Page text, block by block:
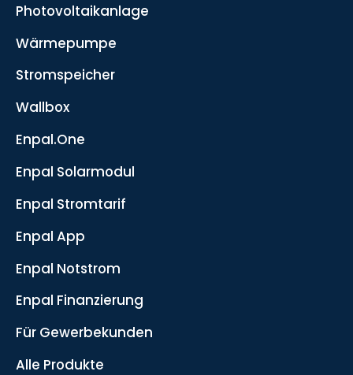
Photovoltaikanlage
Wärmepumpe
Stromspeicher
Wallbox
Enpal.One
Enpal Solarmodul
Enpal Stromtarif
Enpal App
Enpal Notstrom
Enpal Finanzierung
Für Gewerbekunden
Alle Produkte